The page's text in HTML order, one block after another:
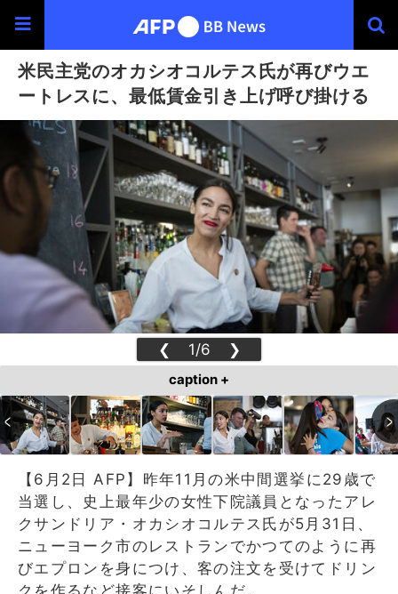
米民主党のオカシオコルテス氏が再びウエ
ートレスに、最低賃金引き上げ呼び掛ける
❮ 1/6 ❯
caption +
【6月2日 AFP】昨年11月の米中間選挙に29歳で
当選し、史上最年少の女性下院議員となったアレ
クサンドリア・オカシオコルテス氏が5月31日、
ニューヨーク市のレストランでかつてのように再
びエプロンを身につけ、客の注文を受けてドリン
クを作るなど接客にいそしんだ。